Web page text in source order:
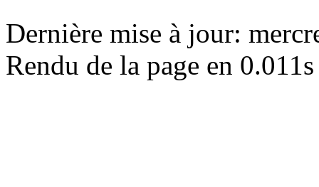
Dernière mise à jour:
Rendu de la page en 0.011s